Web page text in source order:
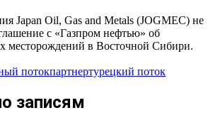
Japan Oil, Gas and Metals (JOGMEC) не
с «Газпром нефтью» об
месторождений в Восточной Сибири.
потокпартнертурецкий поток
записям